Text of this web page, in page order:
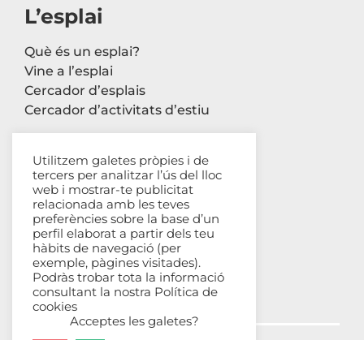
L’esplai
Què és un esplai?
Vine a l’esplai
Cercador d’esplais
Cercador d’activitats d’estiu
Contacte
Carrer Avinyó, 44 2n
08002 Barcelona
93 302 61 03
esplac@esplac.cat
Utilitzem galetes pròpies i de
tercers per analitzar l’ús del lloc
web i mostrar-te publicitat
relacionada amb les teves
preferències sobre la base d’un
perfil elaborat a partir dels teu
hàbits de navegació (per
exemple, pàgines visitades).
Podràs trobar tota la informació
consultant la nostra Política de
cookies
Acceptes les galetes?